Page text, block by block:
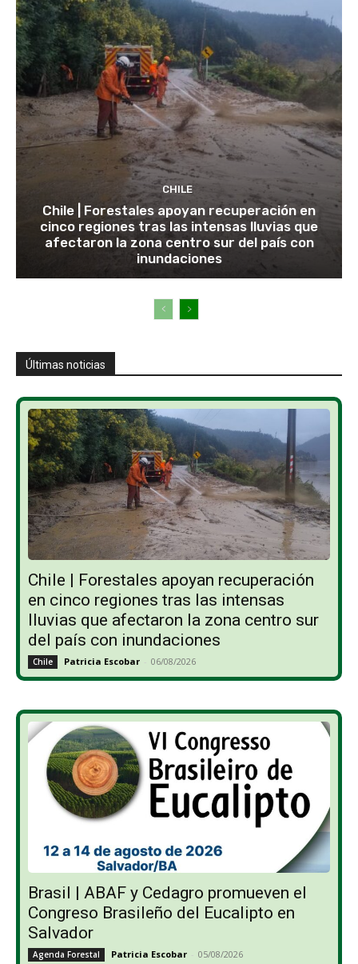
CHILE
Chile | Forestales apoyan recuperación en
cinco regiones tras las intensas lluvias que
afectaron la zona centro sur del país con
inundaciones
Últimas noticias
Chile | Forestales apoyan recuperación
en cinco regiones tras las intensas
lluvias que afectaron la zona centro sur
del país con inundaciones
Chile Patricia Escobar - 06/08/2026
Brasil | ABAF y Cedagro promueven el
Congreso Brasileño del Eucalipto en
Salvador
Agenda Forestal Patricia Escobar - 05/08/2026